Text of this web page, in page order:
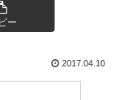
ー
2017.04.10